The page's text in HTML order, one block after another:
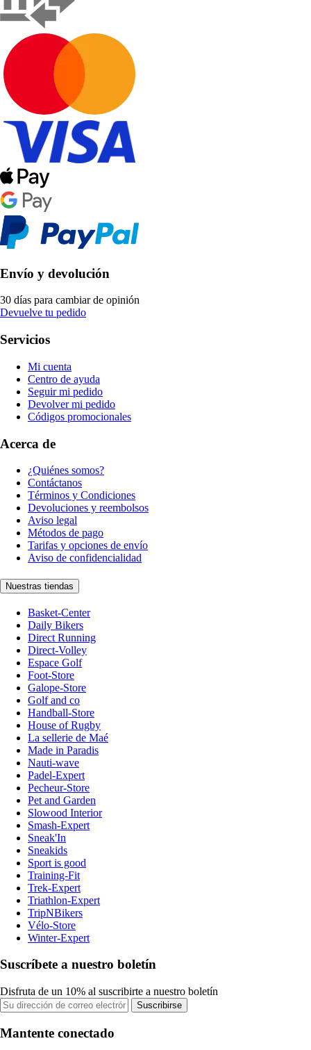
Envío y devolución
30 días para cambiar de opinión
Devuelve tu pedido
Servicios
Mi cuenta
Centro de ayuda
Seguir mi pedido
Devolver mi pedido
Códigos promocionales
Acerca de
¿Quiénes somos?
Contáctanos
Términos y Condiciones
Devoluciones y reembolsos
Aviso legal
Métodos de pago
Tarifas y opciones de envío
Aviso de confidencialidad
Nuestras tiendas
Basket-Center
Daily Bikers
Direct Running
Direct-Volley
Espace Golf
Foot-Store
Galope-Store
Golf and co
Handball-Store
House of Rugby
La sellerie de Maé
Made in Paradis
Nauti-wave
Padel-Expert
Pecheur-Store
Pet and Garden
Slowood Interior
Smash-Expert
Sneak'In
Sneakids
Sport is good
Training-Fit
Trek-Expert
Triathlon-Expert
TripNBikers
Vélo-Store
Winter-Expert
Suscríbete a nuestro boletín
Disfruta de un 10% al suscribirte a nuestro boletín
Suscribirse
Mantente conectado